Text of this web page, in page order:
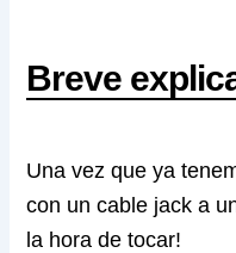
Breve
Una vez que ya
con un cable jack a
la hora de tocar!